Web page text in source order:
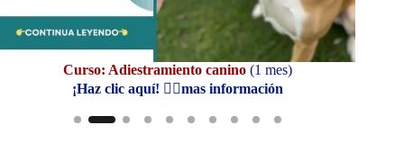
Curso: Adiestramiento canino(1 mes)
¡Haz clic aquí! 👆🏼mas información